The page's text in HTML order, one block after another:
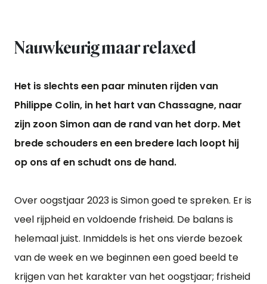
Nauwkeurig maar relaxed
Het is slechts een paar minuten rijden van
Philippe Colin, in het hart van Chassagne, naar
zijn zoon Simon aan de rand van het dorp. Met
brede schouders en een bredere lach loopt hij
op ons af en schudt ons de hand.
Over oogstjaar 2023 is Simon goed te spreken. Er is
veel rijpheid en voldoende frisheid. De balans is
helemaal juist. Inmiddels is het ons vierde bezoek
van de week en we beginnen een goed beeld te
krijgen van het karakter van het oogstjaar; frisheid